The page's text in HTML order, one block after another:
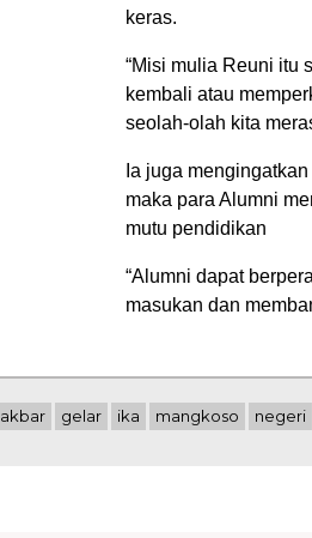
keras.
“Misi mulia Reuni itu
kembali atau
seolah-olah kita
Ia juga
maka para Alumni
mutu pendidikan
“Alumni dapat
masukan dan
akbar gelar ika mangkoso negeri